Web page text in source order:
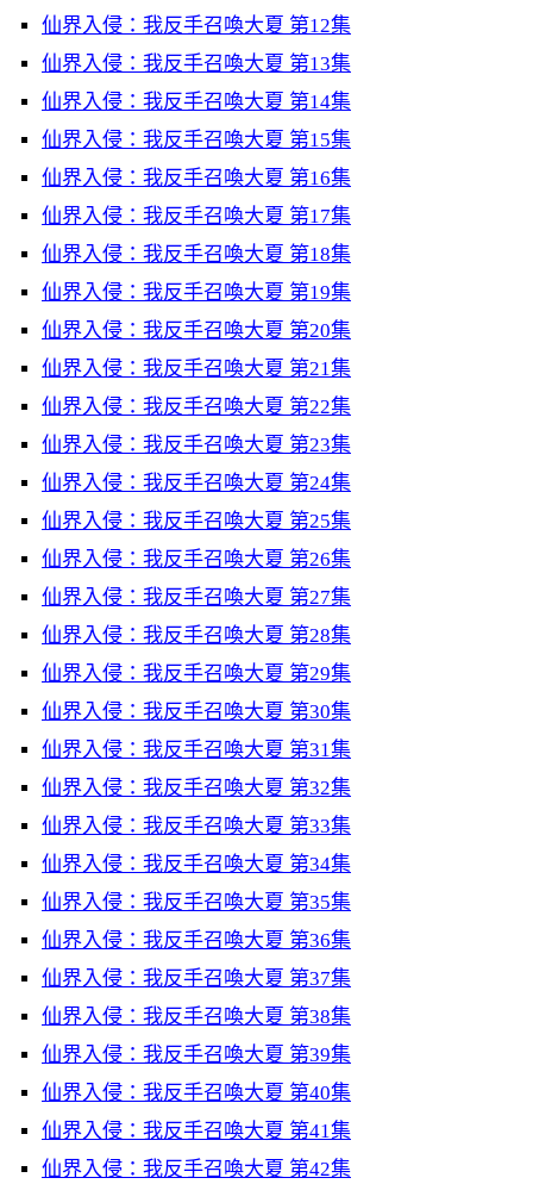
仙界入侵：我反手召喚大夏 第12集
仙界入侵：我反手召喚大夏 第13集
仙界入侵：我反手召喚大夏 第14集
仙界入侵：我反手召喚大夏 第15集
仙界入侵：我反手召喚大夏 第16集
仙界入侵：我反手召喚大夏 第17集
仙界入侵：我反手召喚大夏 第18集
仙界入侵：我反手召喚大夏 第19集
仙界入侵：我反手召喚大夏 第20集
仙界入侵：我反手召喚大夏 第21集
仙界入侵：我反手召喚大夏 第22集
仙界入侵：我反手召喚大夏 第23集
仙界入侵：我反手召喚大夏 第24集
仙界入侵：我反手召喚大夏 第25集
仙界入侵：我反手召喚大夏 第26集
仙界入侵：我反手召喚大夏 第27集
仙界入侵：我反手召喚大夏 第28集
仙界入侵：我反手召喚大夏 第29集
仙界入侵：我反手召喚大夏 第30集
仙界入侵：我反手召喚大夏 第31集
仙界入侵：我反手召喚大夏 第32集
仙界入侵：我反手召喚大夏 第33集
仙界入侵：我反手召喚大夏 第34集
仙界入侵：我反手召喚大夏 第35集
仙界入侵：我反手召喚大夏 第36集
仙界入侵：我反手召喚大夏 第37集
仙界入侵：我反手召喚大夏 第38集
仙界入侵：我反手召喚大夏 第39集
仙界入侵：我反手召喚大夏 第40集
仙界入侵：我反手召喚大夏 第41集
仙界入侵：我反手召喚大夏 第42集